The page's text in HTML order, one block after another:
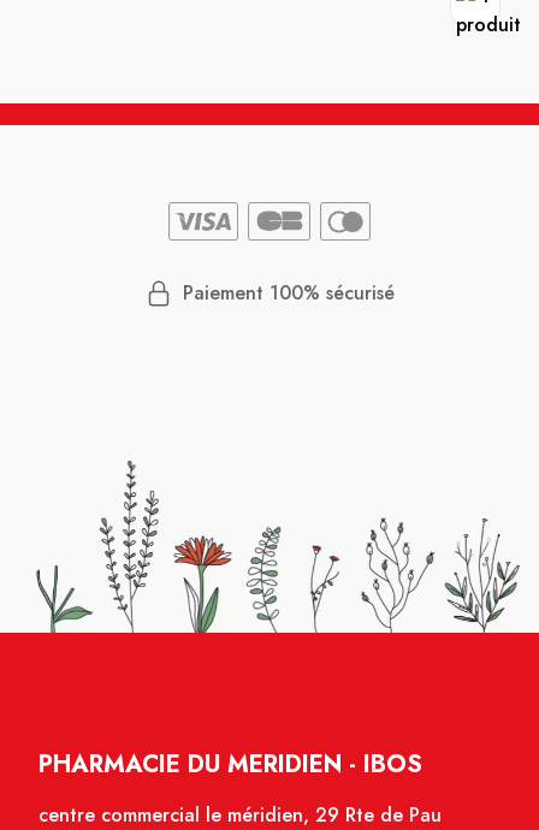
Paiement 100% sécurisé
PHARMACIE DU MERIDIEN - IBOS
centre commercial le méridien, 29 Rte de Pau